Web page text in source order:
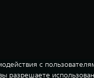
с
разрешаете